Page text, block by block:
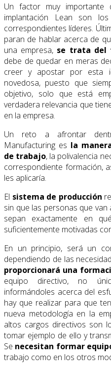
Un factor muy
implantación Lean son
correspondientes líderes.
paran de hablar acerca de
una empresa, se trata del
debe de quedar en meras
creer y apostar por esta
novedosa, puesto que
objetivo, solo que está
verdadera relevancia que
en la empresa.
Un reto a afrontar
Manufacturing es la
de trabajo, la polivalencia
correspondiente formación,
les aplicaría.
El sistema de producción
sin que las personas que
sepan exactamente en
suficientemente motivadas
En un principio, será un
dependiendo de las
proporcionará una
equipo directivo, no
informándoles acerca del
hay que realizar para que
nueva metodología en la
altos cargos directivos son
tomar ejemplo de ello y
Se necesitan formar
trabajo como en los otros